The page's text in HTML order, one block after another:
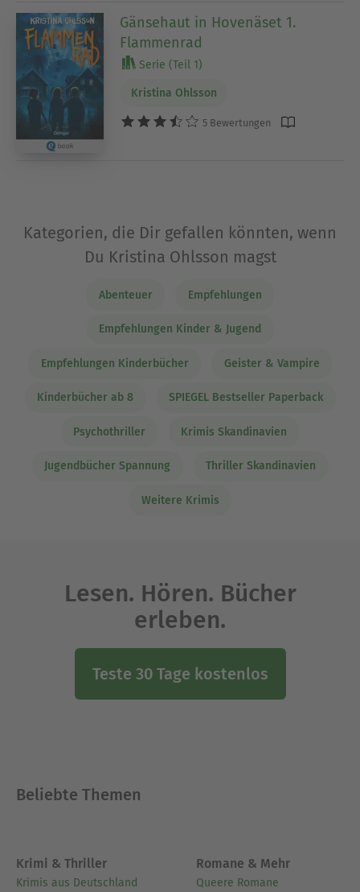
Gänsehaut in Hovenäset 1.
Flammenrad
Serie (Teil 1)
Kristina Ohlsson
5 Bewertungen
Kategorien, die Dir gefallen könnten, wenn
Du Kristina Ohlsson magst
Abenteuer Empfehlungen
Empfehlungen Kinder & Jugend
Empfehlungen Kinderbücher Geister & Vampire
Kinderbücher ab 8 SPIEGEL Bestseller Paperback
Psychothriller Krimis Skandinavien
Jugendbücher Spannung Thriller Skandinavien
Weitere Krimis
Lesen. Hören. Bücher
erleben.
Teste 30 Tage kostenlos
Beliebte Themen
Krimi & Thriller
Krimis aus Deutschland
Romane & Mehr
Queere Romane